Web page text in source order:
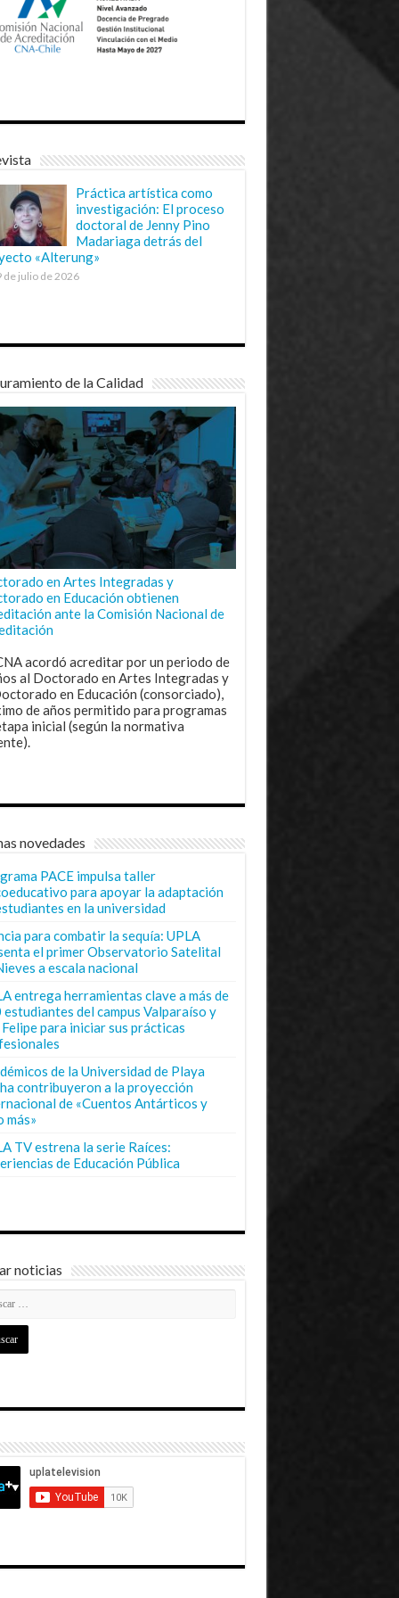
Práctica artística como
investigación: El proceso
doctoral de Jenny Pino
Madariaga detrás del
«Alterung»
de julio de 2026
de la Calidad
en Artes Integradas y
en Educación obtienen
ante la Comisión Nacional de
acordó acreditar por un periodo de
al Doctorado en Artes Integradas y
en Educación (consorciado),
de años permitido para programas
inicial (según la normativa
novedades
PACE impulsa taller
para apoyar la adaptación
en la universidad
para combatir la sequía: UPLA
el primer Observatorio Satelital
a escala nacional
entrega herramientas clave a más de
del campus Valparaíso y
Felipe para iniciar sus prácticas
de la Universidad de Playa
contribuyeron a la proyección
de «Cuentos Antárticos y
más»
TV estrena la serie Raíces:
de Educación Pública
noticias